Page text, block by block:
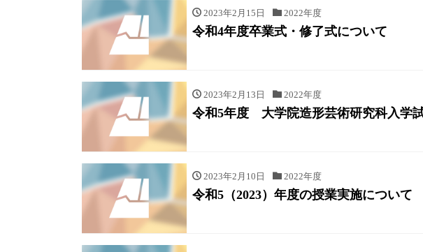
2023年2月15日 2022年度
令和4年度卒業式・修了式について
2023年2月13日 2022年度
令和5年度 大学院造形芸術研究科入学
2023年2月10日 2022年度
令和5（2023）年度の授業実施について